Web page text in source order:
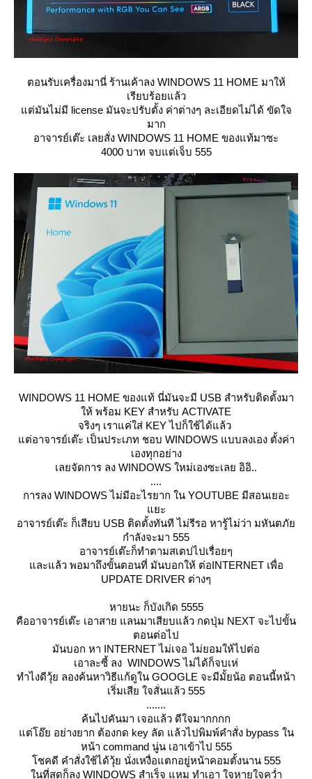
ตอนรับเครื่องมานี่ ร้านเค้าลง WINDOWS 11 HOME มาให้
เรียบร้อยแล้ว
ต่มันไม่มี license มันจะปรับตั้ง ค่าต่างๆ ละเอียดไม่ได้ ขัดใจ
มาก
อาจารย์เต๊ะ เลยสั่ง WINDOWS 11 HOME ของแท้มาซะ
4000 บาท จบแต่เจ็บ 555
WINDOWS 11 HOME ของแท้ นี่มันจะมี USB สำหรับติดตั้งมา
ห้ พร้อม KEY สำหรับ ACTIVATE
จริงๆ เราแค่ใส่ KEY ไปก็ใช้ได้แล้ว
ต่อาจารย์เต๊ะ เป็นประเภท ชอบ WINDOWS แบบลงเอง ตั้งค่า
เองทุกอย่าง
เลยจัดการ ลง WINDOWS ใหม่เองซะเลย อิอิ..
....
การลง WINDOWS ไม่มีอะไรยาก ใน YOUTUBE มีสอนเยอะ
ะ
อาจารย์เต๊ะ ก็เสียบ USB ติดตั้งทันที ไม่รีรอ หารู้ไม่ว่า มหันตภั
กำลังจะมา 555
อาจารย์เต๊ะก็ทำตามสเตปไปเรื่อยๆ
ละแล้ว พอมาถึงขั้นตอนที่ มันบอกให้ ต่อINTERNET เพื่อ
UPDATE DRIVER ต่างๆ
หายนะ ก็บังเกิด 5555
คืออาจารย์เต๊ะ เอาสาย แลนมาเสียบแล้ว กดปุ่ม NEXT จะไปขั้น
ตอนต่อไป
มันบอก หา INTERNET ไม่เจอ ไม่ยอมให้ไปต่อ
เอาละซี้ ลง WINDOWS ไม่ได้ก็จบเห่
ทำไงดีวุ้ย ลองค้นหาวิธีแก้ดูใน GOOGLE จะมีมั้ยน้อ ตอนนี้หน้า
เริ่มเสีย ใจสั่นแล้ว 555
.......
ค้นไปคันมา เจอแล้ว ดีใจมากกกก
ต่โอ๊ย อย่างยาก ต้องกด key ลัด แล้วไปพิมพ์คำสั่ง bypass ใน
หน้า command นู่น เอาเข้าไป 555
ชคดี คำสั่งใช้ได้วุ้ย นั่งเหงื่อแตกอยู่หน้าคอมตั้งนาน 555
นที่สุดก็ลง WINDOWS สำเร็จ แหม ทำเอา ใจหายใจคว่ำ